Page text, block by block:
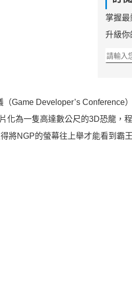
掌握最
升級你
Game Developer’s Conference
化為一隻高達數公尺的3D恐龍，
將NGP的螢幕往上舉才能看到霸